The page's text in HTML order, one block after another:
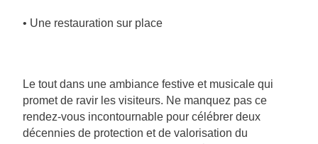
• Une restauration sur place
Le tout dans une ambiance festive et musicale qui
promet de ravir les visiteurs. Ne manquez pas ce
rendez-vous incontournable pour célébrer deux
décennies de protection et de valorisation du